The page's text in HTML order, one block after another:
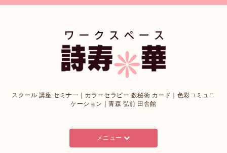
スクール 講座 セミナー｜カラーセラピー 数秘術 カード｜色彩コミュニ
ケーション｜青森 弘前 田舎館
メニュー